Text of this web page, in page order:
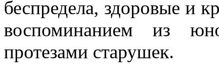
беспредела, здоровые и
воспоминанием из
протезами старушек.